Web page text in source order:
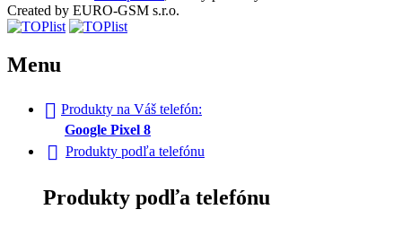
Created by EURO-GSM s.r.o.
Menu
Produkty na Váš telefón:
Google Pixel 8
Produkty podľa telefónu
Produkty podľa telefónu